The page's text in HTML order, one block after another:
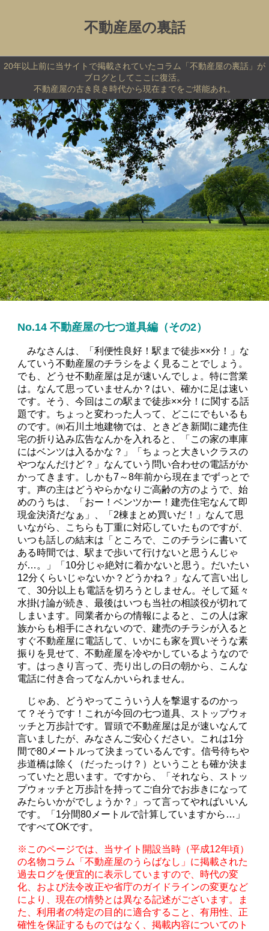
不動産屋の裏話
20年以上前に当サイトで掲載されていたコラム「不動産屋の裏話」が
ブログとしてここに復活。
不動産屋の古き良き時代から現在までをご堪能あれ。
No.14 不動産屋の七つ道具編（その2）
みなさんは、「利便性良好！駅まで徒歩××分！」な
んていう不動産屋のチラシをよく見ることでしょう。
でも、どうせ不動産屋は足が速いんでしょ。特に営業
は。なんて思っていませんか？はい、確かに足は速い
です。そう、今回はこの駅まで徒歩××分！に関する話
題です。ちょっと変わった人って、どこにでもいるも
のです。㈱石川土地建物では、ときどき新聞に建売住
宅の折り込み広告なんかを入れると、「この家の車庫
にはベンツは入るかな？」「ちょっと大きいクラスの
やつなんだけど？」なんていう問い合わせの電話がか
かってきます。しかも7～8年前から現在までずっとで
す。声の主はどうやらかなりご高齢の方のようで、始
めのうちは、「おー！ベンツかー！建売住宅なんて即
現金決済だなぁ」、「2棟まとめ買いだ！」なんて思
いながら、こちらも丁重に対応していたものですが、
いつも話しの結末は「ところで、このチラシに書いて
ある時間では、駅まで歩いて行けないと思うんじゃ
が…。」「10分じゃ絶対に着かないと思う。だいたい
12分くらいじゃないか？どうかね？」なんて言い出し
て、30分以上も電話を切ろうとしません。そして延々
水掛け論が続き、最後はいつも当社の相談役が切れて
しまいます。同業者からの情報によると、この人は家
族からも相手にされないので、建売のチラシが入ると
すぐ不動産屋に電話して、いかにも家を買いそうな素
振りを見せて、不動産屋を冷やかしているようなので
す。はっきり言って、売り出しの日の朝から、こんな
電話に付き合ってなんかいられません。
じゃあ、どうやってこういう人を撃退するのかっ
て？そうです！これが今回の七つ道具、ストップウォ
ッチと万歩計です。冒頭で不動産屋は足が速いなんて
言いましたが、みなさんご安心ください。これは1分
間で80メートルって決まっているんです。信号待ちや
歩道橋は除く（だったっけ？）ということも確か決ま
っていたと思います。ですから、「それなら、ストッ
プウォッチと万歩計を持ってご自分でお歩きになって
みたらいかがでしょうか？」って言ってやればいいん
です。「1分間80メートルで計算していますから…」
ですべてOKです。
※このページでは、当サイト開設当時（平成12年頃）
の名物コラム「不動産屋のうらばなし」に掲載された
過去ログを便宜的に表示していますので、時代の変
化、および法令改正や省庁のガイドラインの変更など
により、現在の情勢とは異なる記述がございます。ま
た、利用者の特定の目的に適合すること、有用性、正
確性を保証するものではなく、掲載内容についてのト